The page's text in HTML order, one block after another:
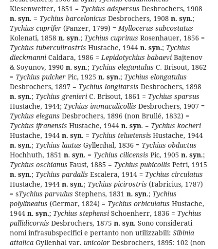
Kiesenwetter, 1851 = Tychius adspersus Desbrochers, 1908
n. syn. = Tychius barcelonicus Desbrochers, 1908 n. syn.;
Tychius cu­prifer(Panzer, 1799) =Myllocerus subcostatus
Kolenati, 1858 n. syn.; Tychius cuprinus Rosenhauer, 1856 =
Tychius tuberculirostris Hustache, 1944 n. syn.; Tychius
dieckmanniCaldara, 1986 =Lepidotychius babaeviBajtenov
& Soyunov, 1990n. syn.; Tychius ele­gantulus C. Brisout, 1862
= Tychius pulcherPic, 1925 n. syn.; Tychius elongatulus
Desbrochers, 1897 = Tychius longitarsis Desbrochers, 1898
n. syn.; Tychius grenieriC. Brisout, 1861 = Tychius sparsus
Hustache, 1944; Tychius immaculicollis Desbrochers, 1907 =
Tychius elegans Desbrochers, 1896 (non Brullé, 1832) =
Tychius ifranensis Hustache, 1944 n. syn. = Tychius kocheri
Hustache, 1944 n. syn. = Tychius teluetensis Hustache, 1944
n. syn.; Tychius lautus Gyllenhal, 1836 = Tychius obductus
Hochhuth, 1851 n. syn. = Tychius cilicensis Pic, 1905 n. syn.;
Tychius oschianus Faust, 1885 = Tychius pubicol­lis Petri, 1915
n. syn.; Tychius pardalis Escalera, 1914 = Tychius circulatus
Hustache, 1944 n. syn.; Tychius picirostris (Fabricius, 1787)
= sTychius parvulus Stephens, 1831 n. syn.; Tychius
polylineatus (Germar, 1824) = Tychius orbiculatus Hustache,
1944 n. syn.; Tychius stephensiSchoenherr, 1836 = Tychius
pallidicornis Desbrochers, 1875 n. syn. Sono considerati
nomi infrasubspecifici e pertanto non utilizzabili: Sibinia
attalicaGyllenhal var. unicolorDesbrochers, 1895: 102 (non